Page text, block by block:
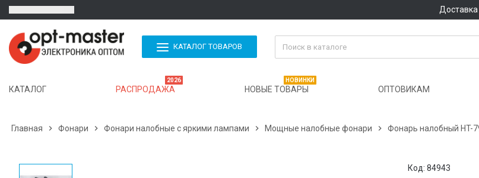
Доставка
КАТАЛОГ ТОВАРОВ
КАТАЛОГ РАСПРОДАЖА
2026
НОВЫЕ ТОВАРЫ
НОВИНКИ
ОПТОВИКАМ
Главная  Фонари  Фонари налобные с яркими лампами  Мощные налобные фонари  Фонарь налобный HT-
Код: 84943